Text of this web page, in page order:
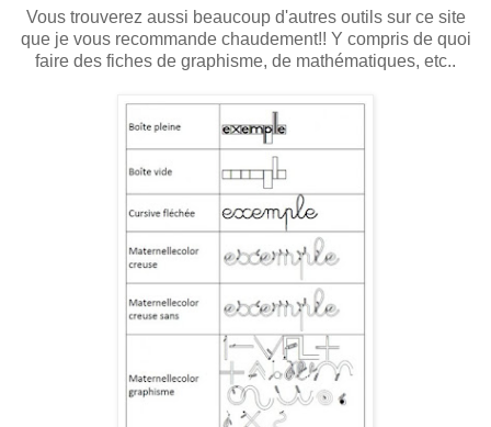
Vous trouverez aussi beaucoup d'autres outils sur ce site
que je vous recommande chaudement!! Y compris de quoi
faire des fiches de graphisme, de mathématiques, etc..